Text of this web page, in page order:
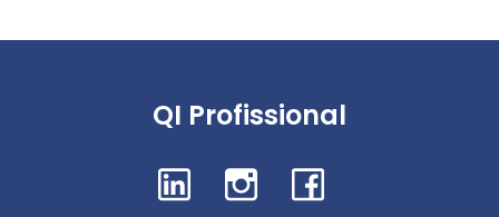
QI Profissional